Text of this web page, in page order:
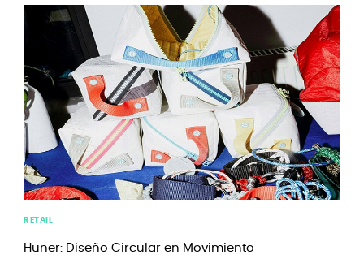
RETAIL
Huner: Diseño Circular en Movimiento